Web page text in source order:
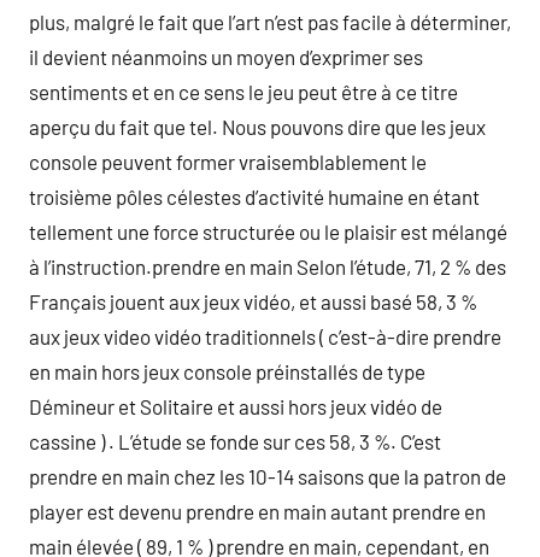
plus, malgré le fait que l’art n’est pas facile à déterminer,
il devient néanmoins un moyen d’exprimer ses
sentiments et en ce sens le jeu peut être à ce titre
aperçu du fait que tel. Nous pouvons dire que les jeux
console peuvent former vraisemblablement le
troisième pôles célestes d’activité humaine en étant
tellement une force structurée ou le plaisir est mélangé
à l’instruction.prendre en main Selon l’étude, 71, 2 % des
Français jouent aux jeux vidéo, et aussi basé 58, 3 %
aux jeux video vidéo traditionnels ( c’est-à-dire prendre
en main hors jeux console préinstallés de type
Démineur et Solitaire et aussi hors jeux vidéo de
cassine ) . L’étude se fonde sur ces 58, 3 %. C’est
prendre en main chez les 10-14 saisons que la patron de
player est devenu prendre en main autant prendre en
main élevée ( 89, 1 % ) prendre en main, cependant, en